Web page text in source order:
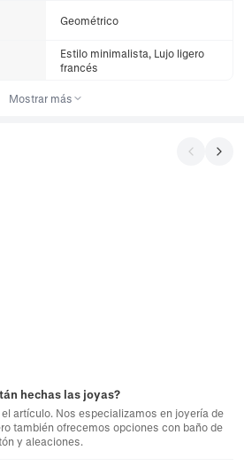
Geométrico
Estilo minimalista, Lujo ligero
francés
Mostrar más
hechas las joyas?
artículo. Nos especializamos en joyería de
también ofrecemos opciones con baño de
y aleaciones.